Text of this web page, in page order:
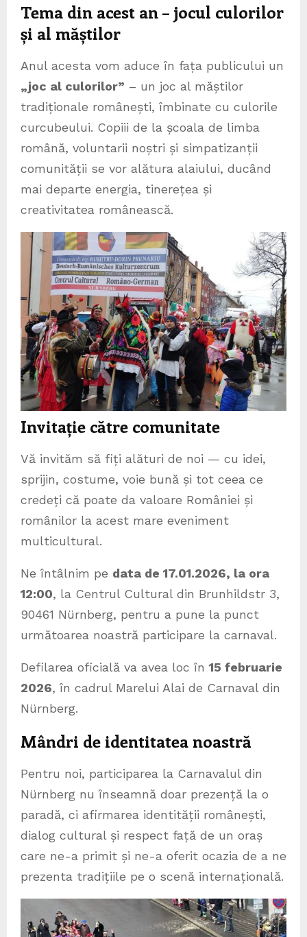
Tema din acest an – jocul culorilor
și al măștilor
Anul acesta vom aduce în fața publicului un
„joc al culorilor” – un joc al măștilor
tradiționale românești, îmbinate cu culorile
curcubeului. Copiii de la școala de limba
română, voluntarii noștri și simpatizanții
comunității se vor alătura alaiului, ducând
mai departe energia, tinerețea și
creativitatea românească.
Invitație către comunitate
Vă invităm să fiți alături de noi — cu idei,
sprijin, costume, voie bună și tot ceea ce
credeți că poate da valoare României și
românilor la acest mare eveniment
multicultural.
Ne întâlnim pe data de 17.01.2026, la ora
12:00, la Centrul Cultural din Brunhildstr 3,
90461 Nürnberg, pentru a pune la punct
următoarea noastră participare la carnaval.
Defilarea oficială va avea loc în 15 februarie
2026, în cadrul Marelui Alai de Carnaval din
Nürnberg.
Mândri de identitatea noastră
Pentru noi, participarea la Carnavalul din
Nürnberg nu înseamnă doar prezență la o
paradă, ci afirmarea identității românești,
dialog cultural și respect față de un oraș
care ne-a primit și ne-a oferit ocazia de a ne
prezenta tradițiile pe o scenă internațională.